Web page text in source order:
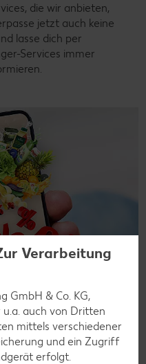
die wir anbieten,
jetzt auch keine
lasse dich per
Services immer
Vorteilen wie den besten
oder
Gewinnspielen.
Verarbeitung
GmbH & Co. KG,
auch von Dritten
mittels verschiedener
und ein Zugriff
erfolgt.